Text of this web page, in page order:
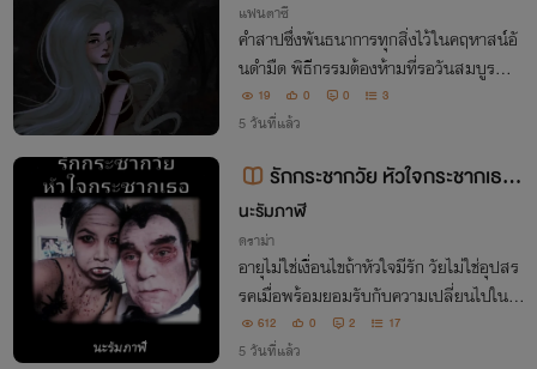
แฟนตาซี
คำสาปซึ่งพันธนาการทุกสิ่งไว้ในคฤหาสน์อั
นดำมืด พิธีกรรมต้องห้ามที่รอวันสมบูรณ์
ณ กลางป่าลึกซึ่งไม่มีผู้ใดสามารถค้นพบ เธ
อ...ยังคงรออยู่ที่นั่น
19 0 0 3
5 วันที่แล้ว
รักกระชากวัย หัวใจกระชากเธอ
(ภารกิจลับสื่อรักออนไลน์)
นะรัมภาฬี
ดราม่า
อายุไม่ใช่เงื่อนไขถ้าหัวใจมีรัก วัยไม่ใช่อุปสร
รคเมื่อพร้อมยอมรับกับความเปลี่ยนไปในท
างที่ไม่เหมือนเดิม เพราะรักกระชากทุกขอบเ
ขตและหัวใจก็พร้อมที่จะกระชากเธอจากโลกใ
612 0 2 17
5 วันที่แล้ว